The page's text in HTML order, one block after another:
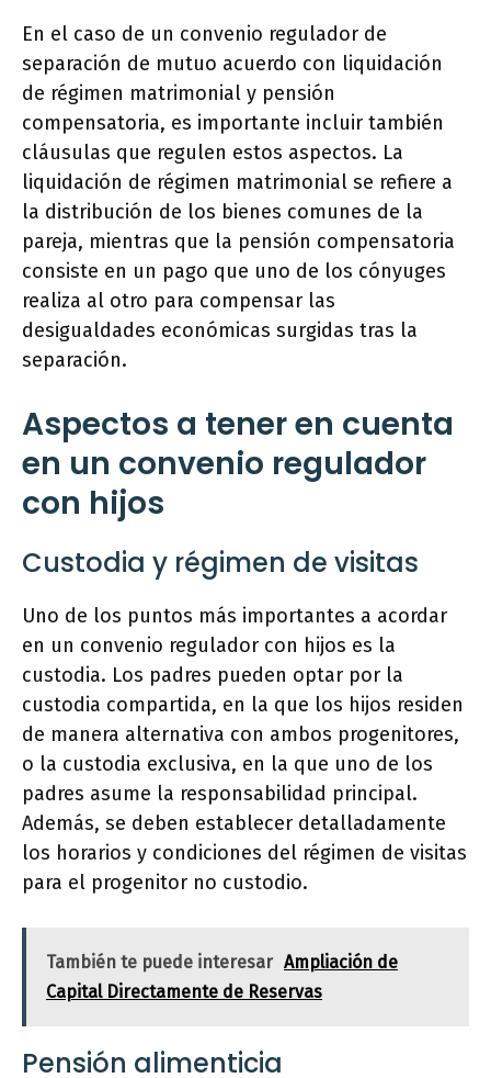
En el caso de un convenio regulador de
separación de mutuo acuerdo con liquidación
de régimen matrimonial y pensión
compensatoria, es importante incluir también
cláusulas que regulen estos aspectos. La
liquidación de régimen matrimonial se refiere a
la distribución de los bienes comunes de la
pareja, mientras que la pensión compensatoria
consiste en un pago que uno de los cónyuges
realiza al otro para compensar las
desigualdades económicas surgidas tras la
separación.
Aspectos a tener en cuenta
en un convenio regulador
con hijos
Custodia y régimen de visitas
Uno de los puntos más importantes a acordar
en un convenio regulador con hijos es la
custodia. Los padres pueden optar por la
custodia compartida, en la que los hijos residen
de manera alternativa con ambos progenitores,
o la custodia exclusiva, en la que uno de los
padres asume la responsabilidad principal.
Además, se deben establecer detalladamente
los horarios y condiciones del régimen de visitas
para el progenitor no custodio.
También te puede interesar Ampliación de
Capital Directamente de Reservas
Pensión alimenticia